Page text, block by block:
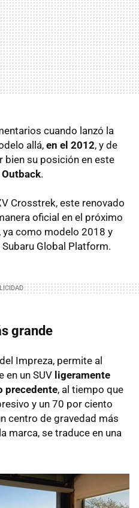
cuando lanzó la
allá,en el 2012, y de
bien su posición en este
.
Crosstrek, este renovado
oficial en el próximo
, ya como modelo 2018 y
Global Platform.
grande
Impreza, permite al
en un SUV ligeramente
precedente, al tiempo que
y un 70 por ciento
centro de gravedad más
marca, se traduce en una